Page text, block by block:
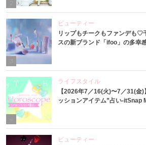
3
ビューティー
リップもチークもファンデも♡
スの新ブランド「ifoo」の多幸
4
ライフスタイル
【2026年7／16(火)〜7／31(金
ッションアイテム”占い-itSnap
ビューティー